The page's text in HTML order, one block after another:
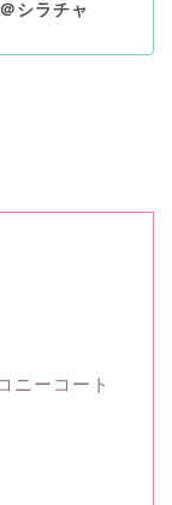
シラチャ
ニーコート